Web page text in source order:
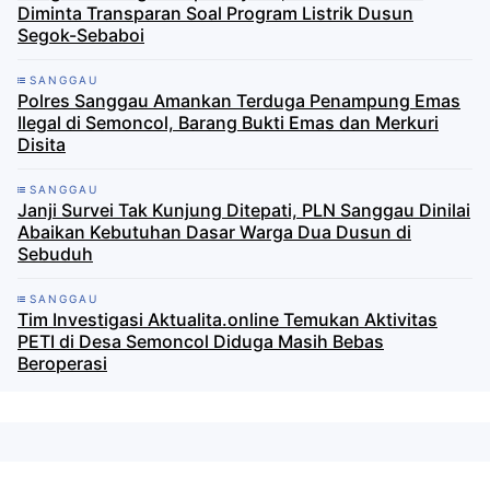
Diminta Transparan Soal Program Listrik Dusun
Segok-Sebaboi
SANGGAU
Polres Sanggau Amankan Terduga Penampung Emas
Ilegal di Semoncol, Barang Bukti Emas dan Merkuri
Disita
SANGGAU
Janji Survei Tak Kunjung Ditepati, PLN Sanggau Dinilai
Abaikan Kebutuhan Dasar Warga Dua Dusun di
Sebuduh
SANGGAU
Tim Investigasi Aktualita.online Temukan Aktivitas
PETI di Desa Semoncol Diduga Masih Bebas
Beroperasi